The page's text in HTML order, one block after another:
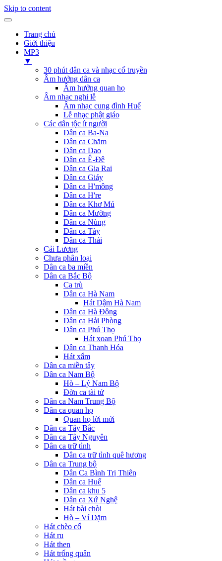
Skip to content
Trang chủ
Giới thiệu
MP3
▼
30 phút dân ca và nhạc cổ truyền
Âm hưởng dân ca
Âm hưởng quan họ
Âm nhạc nghi lễ
Âm nhạc cung đình Huế
Lễ nhạc phật giáo
Các dân tộc ít người
Dân ca Ba-Na
Dân ca Chăm
Dân ca Dao
Dân ca Ê-Đê
Dân ca Gia Rai
Dân ca Giáy
Dân ca H'mông
Dân ca H're
Dân ca Khơ Mú
Dân ca Mường
Dân ca Nùng
Dân ca Tày
Dân ca Thái
Cải Lương
Chưa phân loại
Dân ca ba miền
Dân ca Bắc Bộ
Ca trù
Dân ca Hà Nam
Hát Dậm Hà Nam
Dân ca Hà Đông
Dân ca Hải Phòng
Dân ca Phú Thọ
Hát xoan Phú Thọ
Dân ca Thanh Hóa
Hát xẩm
Dân ca miền tây
Dân ca Nam Bộ
Hò – Lý Nam Bộ
Đờn ca tài tử
Dân ca Nam Trung Bộ
Dân ca quan họ
Quan họ lời mới
Dân ca Tây Bắc
Dân ca Tây Nguyên
Dân ca trữ tình
Dân ca trữ tình quê hương
Dân ca Trung bộ
Dân Ca Bình Trị Thiên
Dân ca Huế
Dân ca khu 5
Dân ca Xứ Nghệ
Hát bài chòi
Hò – Ví Dặm
Hát chèo cổ
Hát ru
Hát then
Hát trống quân